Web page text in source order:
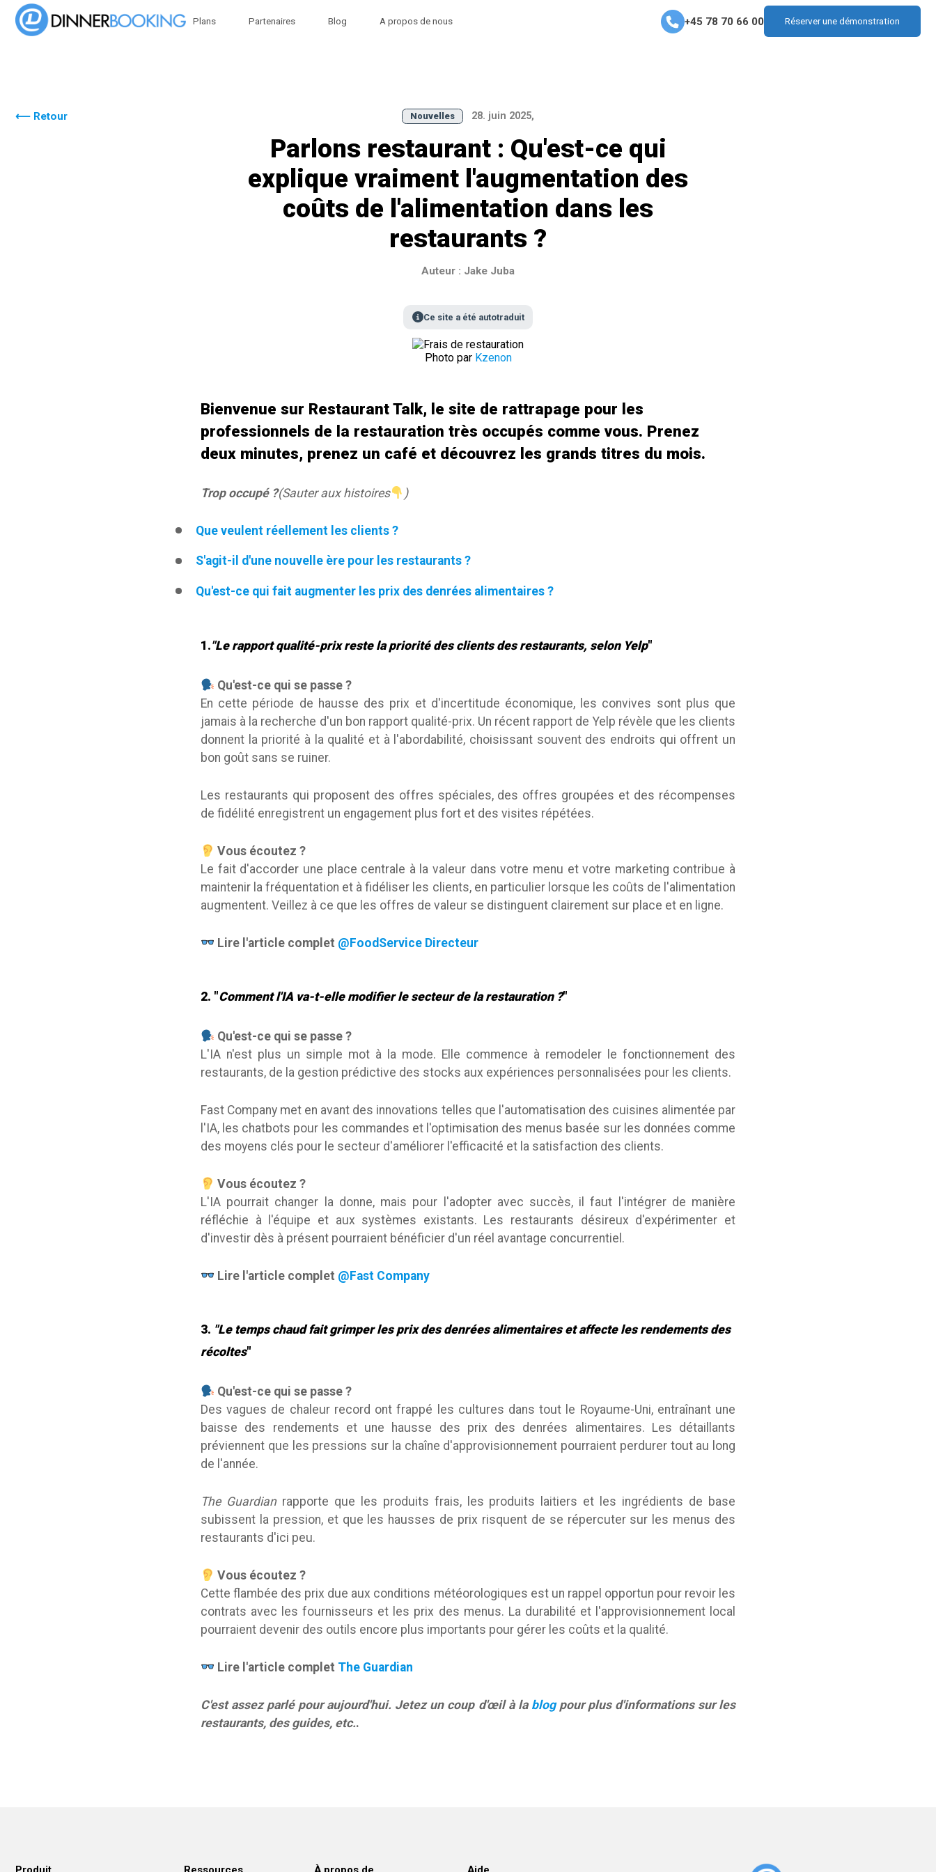
Plans Partenaires Blog A propos de nous +45 78 70 66 00 Réserver une démonstration
⟵ Retour Nouvelles 28. juin 2025,
Parlons restaurant : Qu'est-ce qui
explique vraiment l'augmentation des
coûts de l'alimentation dans les
restaurants ?
Auteur : Jake Juba
Ce site a été autotraduit
Photo par Kzenon
Bienvenue sur Restaurant Talk, le site de rattrapage pour les
professionnels de la restauration très occupés comme vous. Prenez
deux minutes, prenez un café et découvrez les grands titres du mois.
Trop occupé ?(Sauter aux histoires )
Que veulent réellement les clients ?
S'agit-il d'une nouvelle ère pour les restaurants ?
Qu'est-ce qui fait augmenter les prix des denrées alimentaires ?
1."Le rapport qualité-prix reste la priorité des clients des restaurants, selon Yelp"
Qu'est-ce qui se passe ?
En cette période de hausse des prix et d'incertitude économique, les convives sont plus que
jamais à la recherche d'un bon rapport qualité-prix. Un récent rapport de Yelp révèle que les clients
donnent la priorité à la qualité et à l'abordabilité, choisissant souvent des endroits qui offrent un
bon goût sans se ruiner.
Les restaurants qui proposent des offres spéciales, des offres groupées et des récompenses
de fidélité enregistrent un engagement plus fort et des visites répétées.
Vous écoutez ?
Le fait d'accorder une place centrale à la valeur dans votre menu et votre marketing contribue à
maintenir la fréquentation et à fidéliser les clients, en particulier lorsque les coûts de l'alimentation
augmentent. Veillez à ce que les offres de valeur se distinguent clairement sur place et en ligne.
Lire l'article complet @FoodService Directeur
2. "Comment l'IA va-t-elle modifier le secteur de la restauration ?"
Qu'est-ce qui se passe ?
L'IA n'est plus un simple mot à la mode. Elle commence à remodeler le fonctionnement des
restaurants, de la gestion prédictive des stocks aux expériences personnalisées pour les clients.
Fast Company met en avant des innovations telles que l'automatisation des cuisines alimentée par
l'IA, les chatbots pour les commandes et l'optimisation des menus basée sur les données comme
des moyens clés pour le secteur d'améliorer l'efficacité et la satisfaction des clients.
Vous écoutez ?
L'IA pourrait changer la donne, mais pour l'adopter avec succès, il faut l'intégrer de manière
réfléchie à l'équipe et aux systèmes existants. Les restaurants désireux d'expérimenter et
d'investir dès à présent pourraient bénéficier d'un réel avantage concurrentiel.
Lire l'article complet @Fast Company
3. "Le temps chaud fait grimper les prix des denrées alimentaires et affecte les rendements des
récoltes"
Qu'est-ce qui se passe ?
Des vagues de chaleur record ont frappé les cultures dans tout le Royaume-Uni, entraînant une
baisse des rendements et une hausse des prix des denrées alimentaires. Les détaillants
préviennent que les pressions sur la chaîne d'approvisionnement pourraient perdurer tout au long
de l'année.
The Guardianrapporte que les produits frais, les produits laitiers et les ingrédients de base
subissent la pression, et que les hausses de prix risquent de se répercuter sur les menus des
restaurants d'ici peu.
Vous écoutez ?
Cette flambée des prix due aux conditions météorologiques est un rappel opportun pour revoir les
contrats avec les fournisseurs et les prix des menus. La durabilité et l'approvisionnement local
pourraient devenir des outils encore plus importants pour gérer les coûts et la qualité.
Lire l'article complet The Guardian
C'est assez parlé pour aujourd'hui. Jetez un coup d'œil à la blogpour plus d'informations sur les
restaurants, des guides, etc..